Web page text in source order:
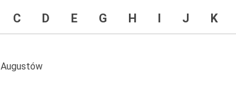
C D E G H I J K
Augustów